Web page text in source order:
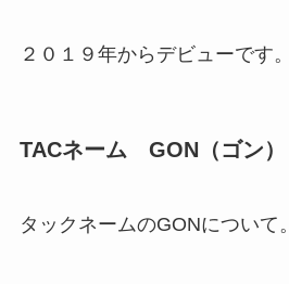
２０１９年からデビューです。
TACネーム GON（ゴン）
タックネームのGONについて。